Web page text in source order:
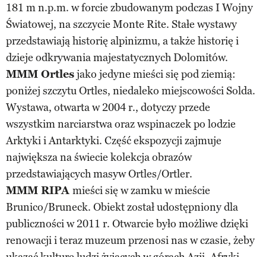
181 m n.p.m. w forcie zbudowanym podczas I Wojny
Światowej, na szczycie Monte Rite. Stałe wystawy
przedstawiają historię alpinizmu, a także historię i
dzieje odkrywania majestatycznych Dolomitów.
MMM Ortlesjako jedyne mieści się pod ziemią:
poniżej szczytu Ortles, niedaleko miejscowości Solda.
Wystawa, otwarta w 2004 r., dotyczy przede
wszystkim narciarstwa oraz wspinaczek po lodzie
Arktyki i Antarktyki. Część ekspozycji zajmuje
największa na świecie kolekcja obrazów
przedstawiających masyw Ortles/Ortler.
MMM RIPA mieści się w zamku w mieście
Brunico/Bruneck. Obiekt został udostępniony dla
publiczności w 2011 r. Otwarcie było możliwe dzięki
renowacji i teraz muzeum przenosi nas w czasie, żeby